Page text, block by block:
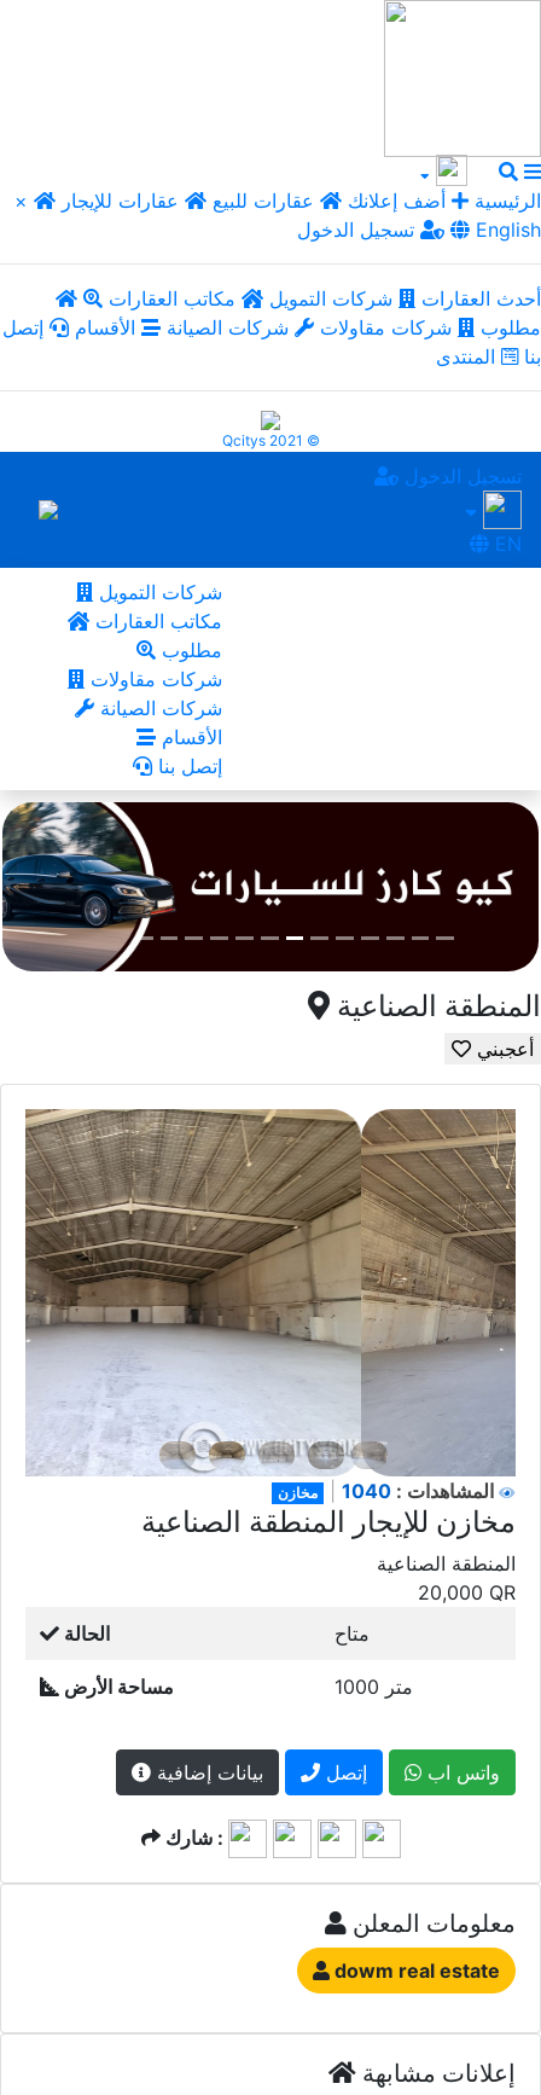
× الرئيسية أضف إعلانك عقارات للبيع
عقارات للإيجار
تسجيل الدخول
English
أحدث العقارات شركات التمويل
مكاتب العقارات
مطلوب
شركات مقاولات شركات الصيانة الأقسام
إتصل
بنا
المنتدى
Qcitys 2021 ©
تسجيل الدخول
EN
شركات التمويل
مكاتب العقارات
مطلوب
شركات مقاولات
شركات الصيانة
الأقسام
إتصل بنا